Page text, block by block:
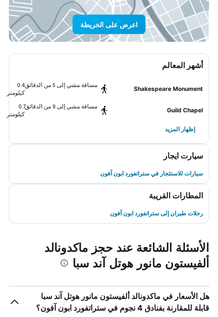
اعرض على الخريطة
أشهر المعالم
Shakespeare Monument
مسافة مشي إلى 5 من الدقائق
0.4
كيلومتر
Guild Chapel
مسافة مشي إلى 9 من الدقائق
0.7
كيلومتر
إظهار المزيد
سيارت ايجار
سيارات للاستئجار في ستراتفورد ابون آفون
المطارات القريبة
رحلات طيران إلى ستراتفورد ابون آفون
الأسئلة الشائعة عند حجز ماكدونالد
ألفيستون مانور هوتل آند سبا
هل الأسعار في ماكدونالد ألفيستون مانور هوتل آند سبا
قابلة للمقارنة بفنادق 4 نجوم في ستراتفورد ابون آفون؟